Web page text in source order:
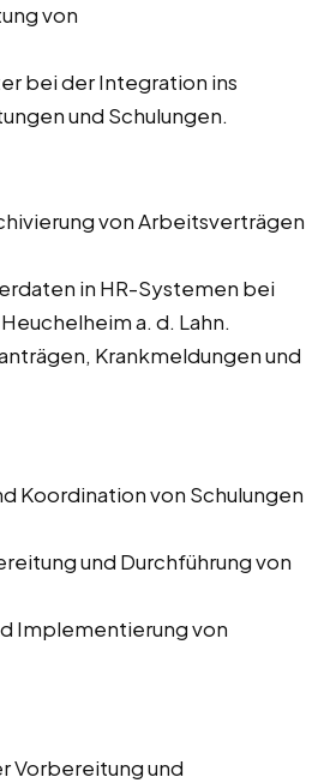
von
bei der Integration ins
und Schulungen.
von Arbeitsverträgen
in HR-Systemen bei
a. d. Lahn.
Krankmeldungen und
Koordination von Schulungen
und Durchführung von
Implementierung von
Vorbereitung und